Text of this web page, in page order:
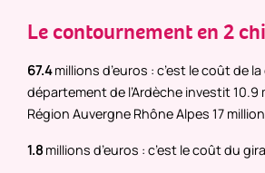
Le contournement en 2
67.4millions d’euros : c’est le coût de
département de l’Ardèche investit 10.9
Région Auvergne Rhône Alpes 17
1.8 millions d’euros : c’est le coût du